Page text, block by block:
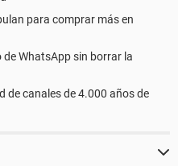
para comprar más en
WhatsApp sin borrar la
de canales de 4.000 años de